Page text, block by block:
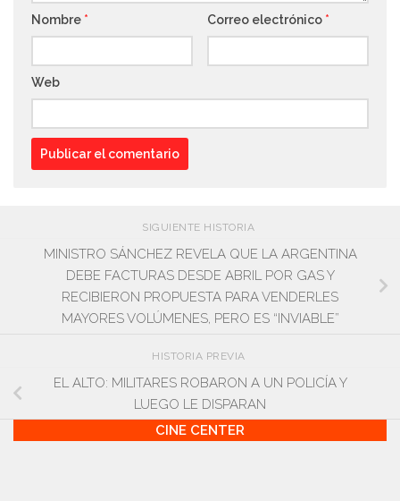
Nombre * Correo electrónico *
Web
SIGUIENTE HISTORIA
MINISTRO SÁNCHEZ REVELA QUE LA ARGENTINA
DEBE FACTURAS DESDE ABRIL POR GAS Y
RECIBIERON PROPUESTA PARA VENDERLES
MAYORES VOLÚMENES, PERO ES “INVIABLE”
HISTORIA PREVIA
EL ALTO: MILITARES ROBARON A UN POLICÍA Y
LUEGO LE DISPARAN
CINE CENTER